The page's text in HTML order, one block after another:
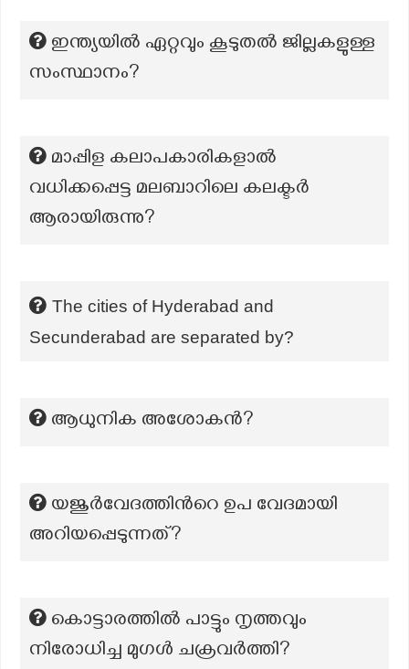
ഇന്ത്യയിൽ ഏറ്റവും കൂടുതൽ ജില്ലകളുള്ള
സംസ്ഥാനം?
മാപ്പിള കലാപകാരികളാൽ
വധിക്കപ്പെട്ട മലബാറിലെ കലക്ടർ
ആരായിരുന്നു?
The cities of Hyderabad and
Secunderabad are separated by?
ആധുനിക അശോകൻ?
യജുർവേദത്തിന്‍റെ ഉപ വേദമായി
അറിയപ്പെടുന്നത്?
കൊട്ടാരത്തിൽ പാട്ടും നൃത്തവും
നിരോധിച്ച മുഗൾ ചക്രവർത്തി?